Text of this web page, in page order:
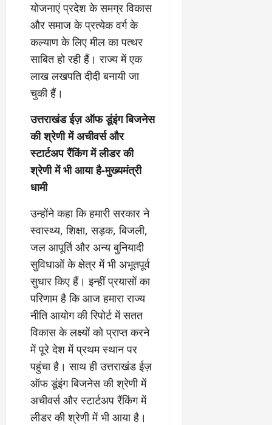
योजनाएं प्रदेश के समग्र विकास
और समाज के प्रत्येक वर्ग के
कल्याण के लिए मील का पत्थर
साबित हो रही हैं। राज्य में एक
लाख लखपति दीदी बनायी जा
चुकी हैं।
उत्तराखंड ईज़ ऑफ डूंइंग बिजनेस
की श्रेणी में अचीवर्स और
स्टार्टअप रैंकिंग में लीडर की
श्रेणी में भी आया है-मुख्यमंत्री
धामी
उन्होंने कहा कि हमारी सरकार ने
स्वास्थ्य, शिक्षा, सड़क, बिजली,
जल आपूर्ति और अन्य बुनियादी
सुविधाओं के क्षेत्र में भी अभूतपूर्व
सुधार किए हैं। इन्हीं प्रयासों का
परिणाम है कि आज हमारा राज्य
नीति आयोग की रिपोर्ट में सतत
विकास के लक्ष्यों को प्राप्त करने
में पूरे देश में प्रथम स्थान पर
पहुंचा है। साथ ही उत्तराखंड ईज़
ऑफ डूंइंग बिजनेस की श्रेणी में
अचीवर्स और स्टार्टअप रैंकिंग में
लीडर की श्रेणी में भी आया है।